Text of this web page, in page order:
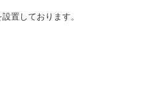
置しております。